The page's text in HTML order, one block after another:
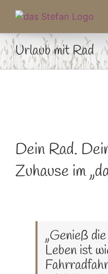
Inhalt
springen
Urlaub mit Rad
Dein Rad.
Zuhause im
„Genieß
Leben ist